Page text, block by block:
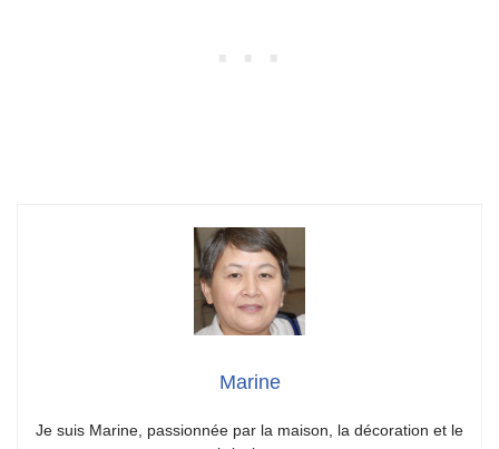
Marine
Je suis Marine, passionnée par la maison, la décoration et le